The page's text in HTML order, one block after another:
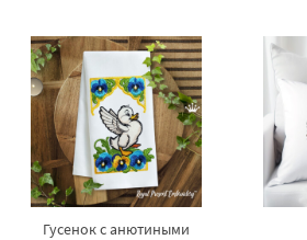
Гусенок с анютиными